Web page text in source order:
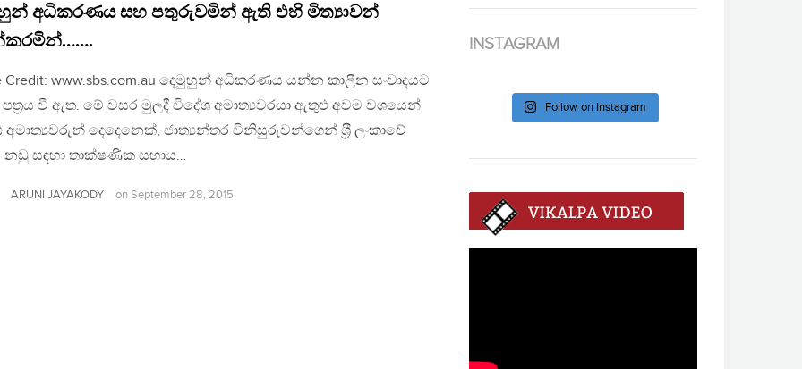
අධිකරණය සහ පතුරුවමින් ඇති එහි මිත්‍යාවන්
Credit: www.sbs.com.au දෙමුහුන් අධිකරණය යන්න කාලීන සංවාදයට
පත‍්‍රය වී ඇත. මේ වසර මුලදී විදේශ අමාත්‍යවරයා ඇතුළු අවම වශයෙන්
අමාත්‍යවරුන් දෙදෙනෙක්, ජාත්‍යන්තර විනිසුරුවන්ගෙන් ශ‍්‍රී ලංකාවේ
නඩු සඳහා තාක්ෂණික සහාය…
ARUNI JAYAKODY on September 28, 2015
INSTAGRAM
Follow on Instagram